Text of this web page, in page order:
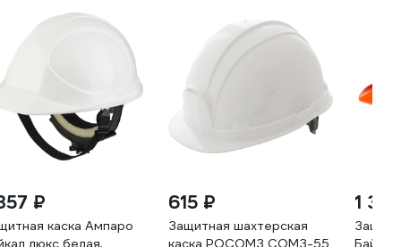
₽
каска Ампаро
люкс белая,
615 ₽
Защитная шахтерская
каска РОСОМЗ СОМЗ-55
1